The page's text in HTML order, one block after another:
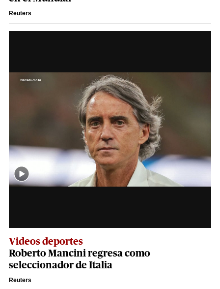
Reuters
Videos deportes
Roberto Mancini regresa como
seleccionador de Italia
Reuters